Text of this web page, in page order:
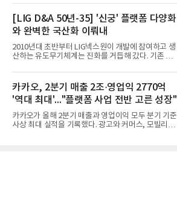
의 핵심
국기업평판연구소(소장 구창환)는 빅데이터뉴스와
함께 60명의 CEO 브랜드를 대상으로 2026년 7월 6
일부터 8월 6일까지 수집된 소비자 빅데이터
7,395,735건을 분석한 결과, 삼성 이재용 회장이 브
랜드평판지수 1,984,715를 기록하며 8월 1위에 올랐
다고 밝혔다. 분석에 활용된 빅데이터는 지난 7월
(14,233,797건) 대비 48.04% 감소한 수치다.8월
김승연, 이재현, 강호동, 김범수, 양종
[LIG D&A 50년-35] '신궁' 플랫폼 다양화
와 완벽한 국산화 이뤄내
2010년대 초반부터 LIG넥스원이 개발에 참여하고 생
산하는 유도무기체계는 진화를 거듭해 갔다. 기존 무
용도가 떨어지는 재래식 무기를 새롭게 활용하는 방
안이 강구됐다. 또 핵심 구성품 국산화를 통해 수출상
의 제약을 해소하고자 노력했다. 이러한 LIG넥스원의
신기술 개발 성과가 집약된 무기체계가 바로 휴대용
지대공 유도무기 ‘신궁’이다.신궁은 이미 2009년 수
출을 위한 개량형 멀티런처 개발을 완료함으로써 기
능 다양화와 계열화 가능성을 선보인 바 있었다. 이번
카카오, 2분기 매출 2조·영업익 2770억
'역대 최대'..."플랫폼 사업 전반 고른 성장"
카카오가 올해 2분기 매출과 영업이익 모두 분기 기준
사상 최대 실적을 기록했다. 광고와 커머스, 모빌리